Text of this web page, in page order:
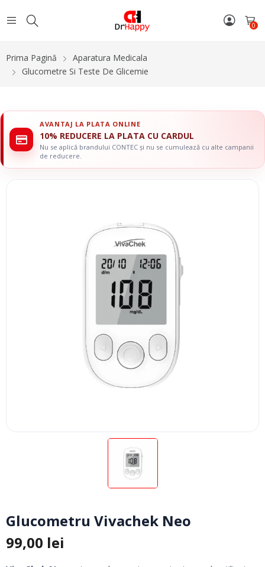
0
Prima Pagină
Aparatura Medicala
Glucometre Si Teste De Glicemie
AVANTAJ LA PLATA ONLINE
10% REDUCERE LA PLATA CU CARDUL
Nu se aplică brandului CONTEC și nu se cumulează cu alte campanii
de reducere.
Glucometru Vivachek Neo
99,00 lei